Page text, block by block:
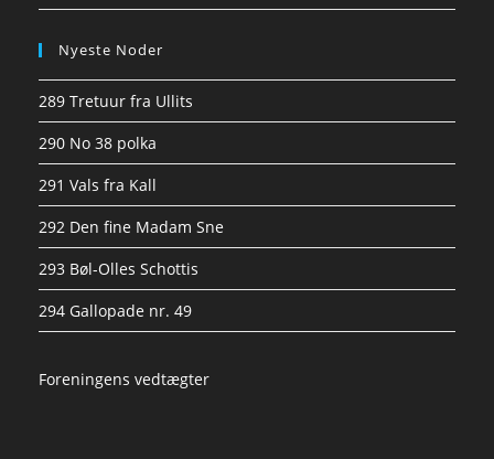
Nyeste Noder
289 Tretuur fra Ullits
290 No 38 polka
291 Vals fra Kall
292 Den fine Madam Sne
293 Bøl-Olles Schottis
294 Gallopade nr. 49
Foreningens vedtægter